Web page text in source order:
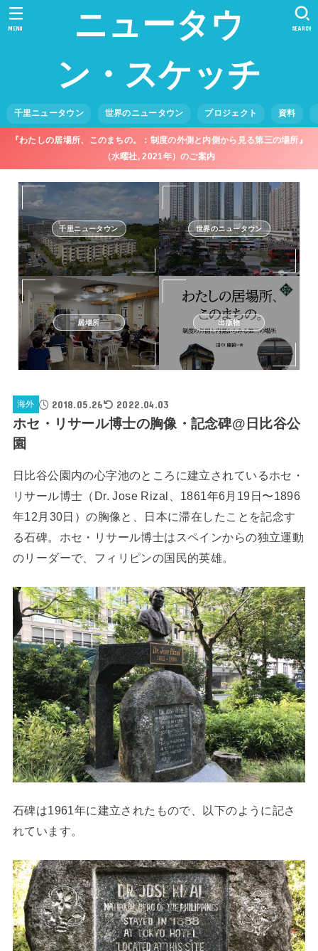
ニュータウ
ン・スケッチ
千里ニュータウン 世界のニュータウン プロジェクト 資料
SEARCH
MENU
『わたしの居場所、このまちの。：制度の外側と内側から見る第三の場所』
（水曜社, 2021年）のご案内
千里ニュータウン 世界のニュータウン
居場所 出版物
海外 2018.05.26 2022.04.03
ホセ・リサール博士の胸像・記念碑@日比谷公
園
日比谷公園内の心字池のところに建立されているホセ・
リサール博士（Dr. Jose Rizal、1861年6月19日〜1896
年12月30日）の胸像と、日本に滞在したことを記念す
る石碑。ホセ・リサール博士はスペインからの独立運動
のリーダーで、フィリピンの国民的英雄。
石碑は1961年に建立されたもので、以下のように記さ
れています。